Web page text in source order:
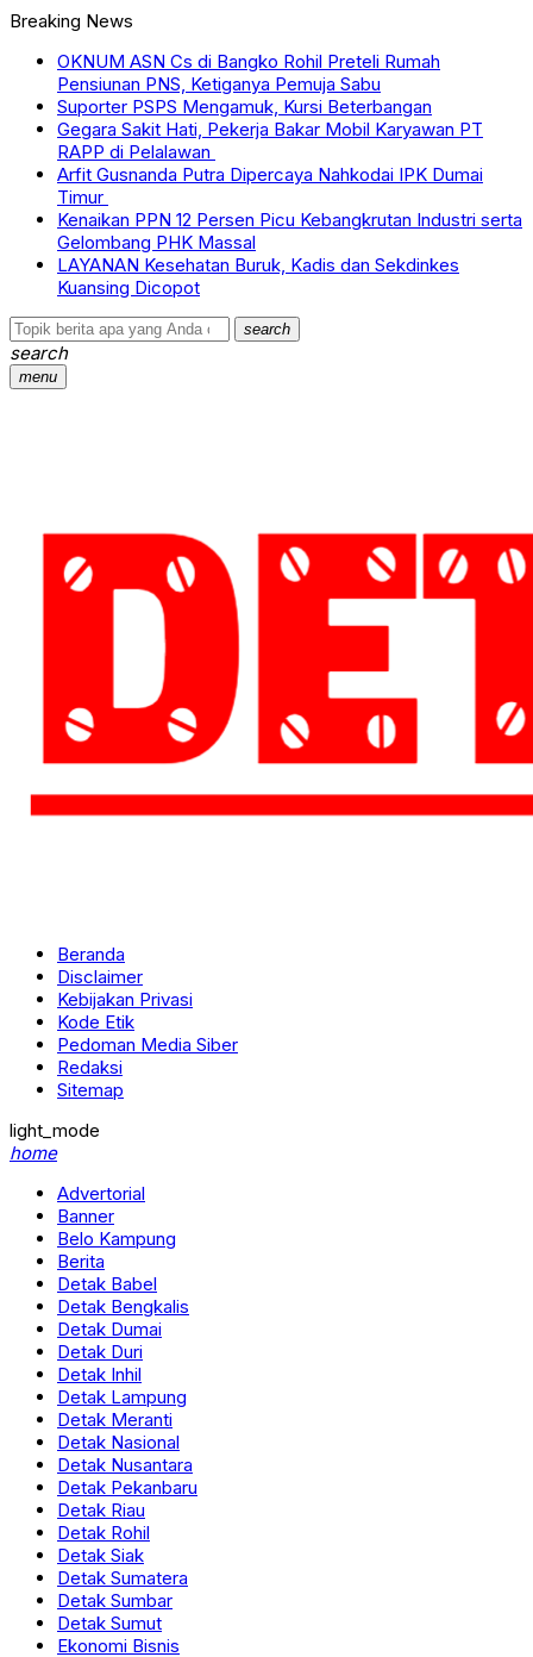
Breaking News
OKNUM ASN Cs di Bangko Rohil Preteli Rumah
Pensiunan PNS, Ketiganya Pemuja Sabu
Suporter PSPS Mengamuk, Kursi Beterbangan
Gegara Sakit Hati, Pekerja Bakar Mobil Karyawan PT
RAPP di Pelalawan
Arfit Gusnanda Putra Dipercaya Nahkodai IPK Dumai
Timur
Kenaikan PPN 12 Persen Picu Kebangkrutan Industri serta
Gelombang PHK Massal
LAYANAN Kesehatan Buruk, Kadis dan Sekdinkes
Kuansing Dicopot
search
search
menu
Beranda
Disclaimer
Kebijakan Privasi
Kode Etik
Pedoman Media Siber
Redaksi
Sitemap
light_mode
home
Advertorial
Banner
Belo Kampung
Berita
Detak Babel
Detak Bengkalis
Detak Dumai
Detak Duri
Detak Inhil
Detak Lampung
Detak Meranti
Detak Nasional
Detak Nusantara
Detak Pekanbaru
Detak Riau
Detak Rohil
Detak Siak
Detak Sumatera
Detak Sumbar
Detak Sumut
Ekonomi Bisnis